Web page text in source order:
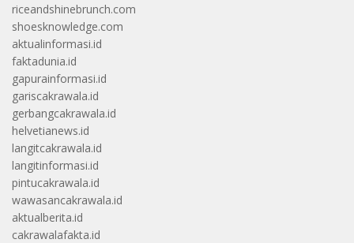
riceandshinebrunch.com
shoesknowledge.com
aktualinformasi.id
faktadunia.id
gapurainformasi.id
gariscakrawala.id
gerbangcakrawala.id
helvetianews.id
langitcakrawala.id
langitinformasi.id
pintucakrawala.id
wawasancakrawala.id
aktualberita.id
cakrawalafakta.id